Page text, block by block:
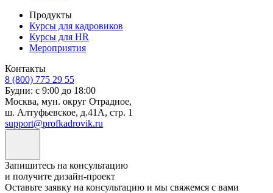
Продукты
Курсы для кадровиков
Курсы для HR
Мероприятия
Контакты
8 (800) 775 29 55
Будни: с 9:00 до 18:00
Москва, мун. округ Отрадное,
ш. Алтуфьевское, д.41А, стр. 1
support@profkadrovik.ru
Запишитесь на консультацию
и получите дизайн-проект
Оставьте заявку на консультацию и мы свяжемся с вами